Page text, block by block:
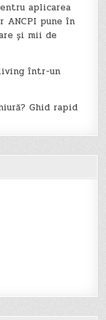
aplicarea
ANCPI pune în
și mii de
într-un
Ghid rapid